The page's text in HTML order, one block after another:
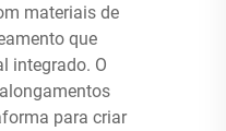
materiais de
que
integrado. O
para criar